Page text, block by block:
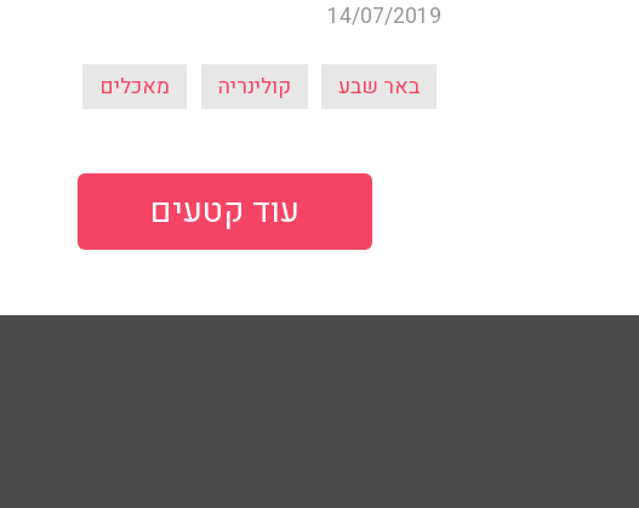
14/07/2019
באר שבע קולינריה מאכלים
עוד קטעים